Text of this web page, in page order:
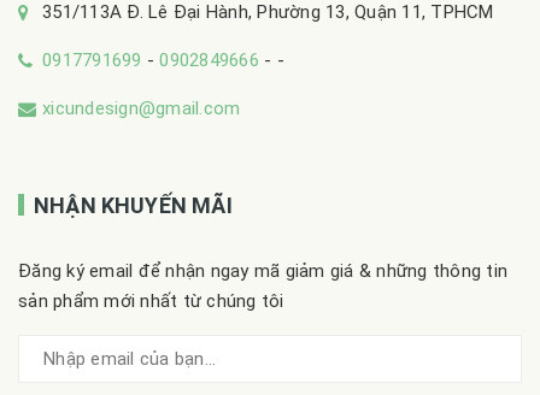
351/113A Đ. Lê Đại Hành, Phường 13, Quận 11, TPHCM
0917791699 -0902849666 - -
xicundesign@gmail.com
NHẬN KHUYẾN MÃI
Đăng ký email để nhận ngay mã giảm giá & những thông tin
sản phẩm mới nhất từ chúng tôi